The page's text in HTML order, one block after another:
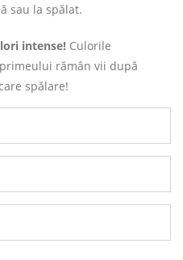
sau la spălat.
intense! Culorile
rămân vii după
spălare!